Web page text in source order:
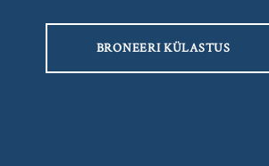
BRONEERI KÜLASTUS